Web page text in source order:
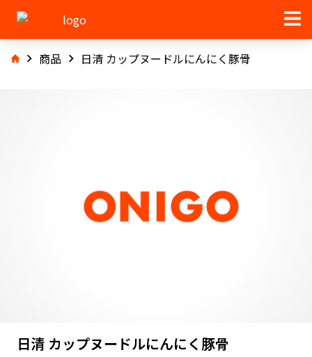
商品 日清 カップヌードルにんにく豚骨
日清 カップヌードルにんにく豚骨